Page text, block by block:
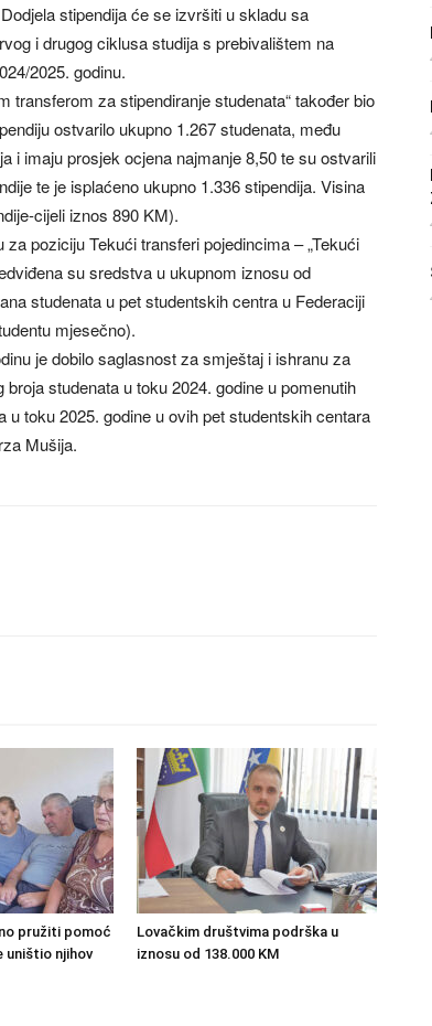
stipendija će se izvršiti u skladu sa
i drugog ciklusa studija s prebivalištem na
2025. godinu.
transferom za stipendiranje studenata“ također bio
ostvarilo ukupno 1.267 studenata, među
i imaju prosjek ocjena najmanje 8,50 te su ostvarili
te je isplaćeno ukupno 1.336 stipendija. Visina
cijeli iznos 890 KM).
poziciju Tekući transferi pojedincima – „Tekući
su sredstva u ukupnom iznosu od
studenata u pet studentskih centra u Federaciji
mjesečno).
je dobilo saglasnost za smještaj i ishranu za
studenata u toku 2024. godine u pomenutih
toku 2025. godine u ovih pet studentskih centara
Mušija.
pružiti pomoć
uništio njihov
Lovačkim društvima podrška u
iznosu od 138.000 KM